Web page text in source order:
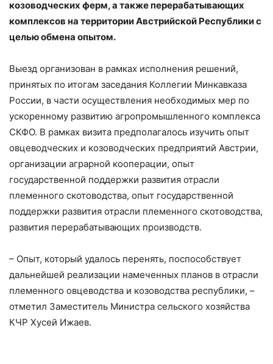
козоводческих ферм, а также перерабатывающих
комплексов на территории Австрийской Республики с
целью обмена опытом.
Выезд организован в рамках исполнения решений,
принятых по итогам заседания Коллегии Минкавказа
России, в части осуществления необходимых мер по
ускоренному развитию агропромышленного комплекса
СКФО. В рамках визита предполагалось изучить опыт
овцеводческих и козоводческих предприятий Австрии,
организации аграрной кооперации, опыт
государственной поддержки развития отрасли
племенного скотоводства, опыт государственной
поддержки развития отрасли племенного скотоводства,
развития перерабатывающих производств.
– Опыт, который удалось перенять, поспособствует
дальнейшей реализации намеченных планов в отрасли
племенного овцеводства и козоводства республики, –
отметил Заместитель Министра сельского хозяйства
КЧР Хусей Ижаев.